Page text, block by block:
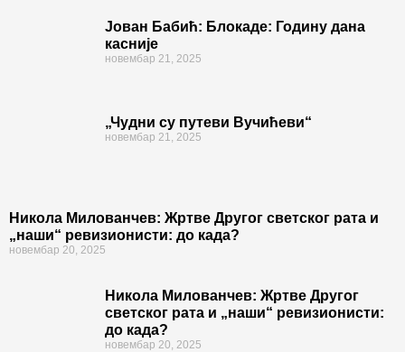
Јован Бабић: Блокаде: Годину дана
касније
новембар 21, 2025
„Чудни су путеви Вучићеви“
новембар 21, 2025
Никола Милованчев: Жртве Другог светског рата и
„наши“ ревизионисти: до када?
новембар 20, 2025
Никола Милованчев: Жртве Другог
светског рата и „наши“ ревизионисти:
до када?
новембар 20, 2025